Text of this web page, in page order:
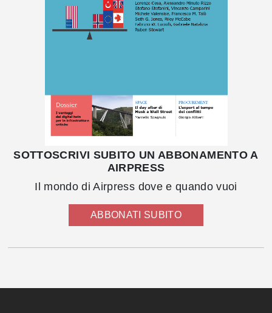
SOTTOSCRIVI SUBITO UN ABBONAMENTO A
AIRPRESS
Il mondo di Airpress dove e quando vuoi
ABBONATI SUBITO